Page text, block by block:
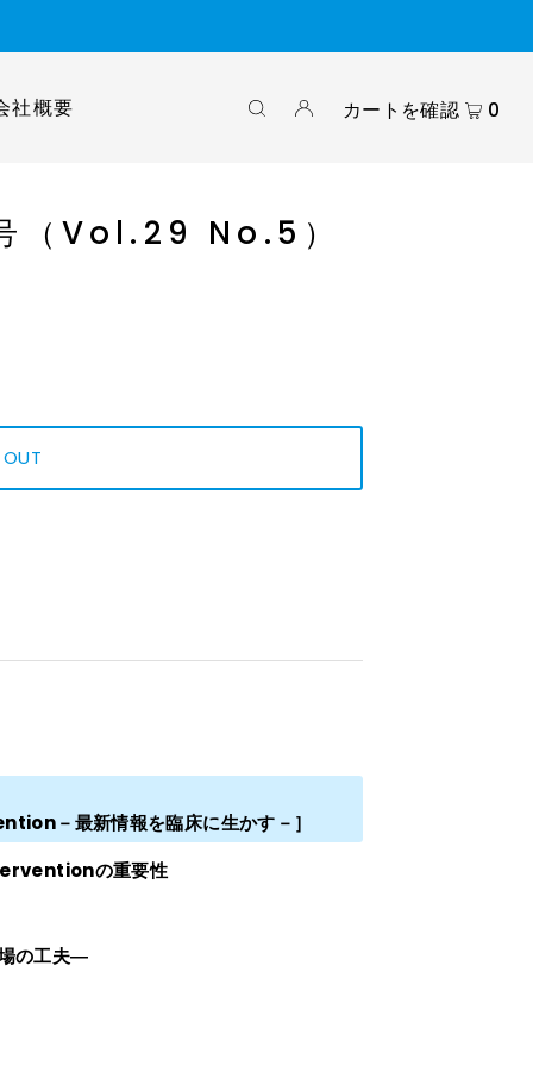
社概要 カートを確認 0
Vol.29 No.5）
－最新情報を臨床に生かす－］
の重要性
の工夫―